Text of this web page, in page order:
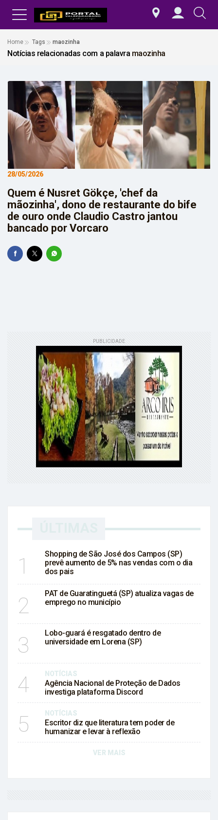
Home Tags maozinha
Notícias relacionadas com a palavra maozinha
28/05/2026
Quem é Nusret Gökçe, 'chef da
mãozinha', dono de restaurante do bife
de ouro onde Claudio Castro jantou
bancado por Vorcaro
PUBLICIDADE
1
Shopping de São José dos Campos (SP)
prevê aumento de 5% nas vendas com o dia
dos pais
2
PAT de Guaratinguetá (SP) atualiza vagas de
emprego no município
3
Lobo-guará é resgatado dentro de
universidade em Lorena (SP)
4 NOTÍCIAS
Agência Nacional de Proteção de Dados
investiga plataforma Discord
5 NOTÍCIAS
Escritor diz que literatura tem poder de
humanizar e levar à reflexão
VER MAIS